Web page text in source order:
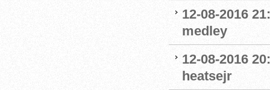
12-08-2016
medley
12-08-2016
heatsejr